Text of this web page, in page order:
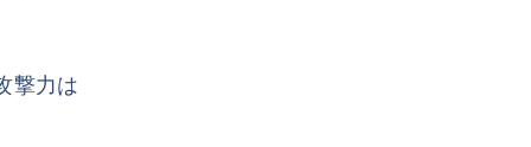
撃力は